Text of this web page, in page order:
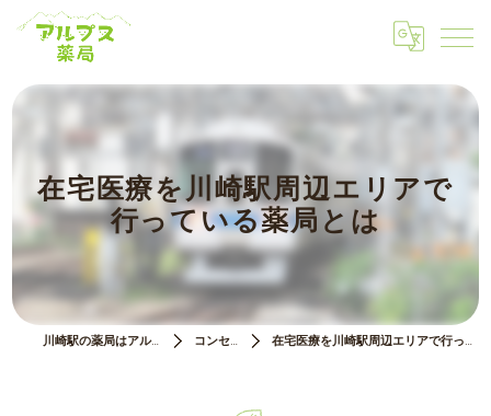
在宅医療を川崎駅周辺エリアで
行っている薬局とは
川崎駅の薬局はアルプス薬局 コンセプト 在宅医療を川崎駅周辺エリアで行っている薬局とは